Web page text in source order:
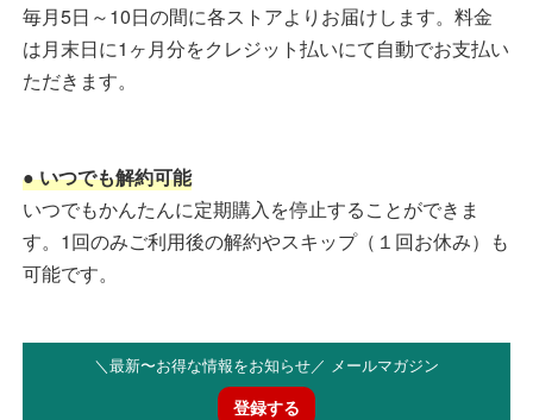
毎月5日～10日の間に各ストアよりお届けします。料金
は月末日に1ヶ月分をクレジット払いにて自動でお支払い
ただきます。
● いつでも解約可能
いつでもかんたんに定期購入を停止することができま
す。1回のみご利用後の解約やスキップ（１回お休み）も
可能です。
＼最新〜お得な情報をお知らせ／ メールマガジン
登録する